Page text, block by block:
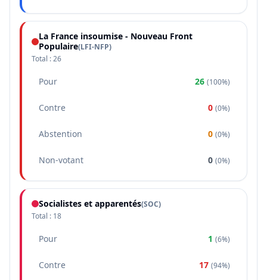
La France insoumise - Nouveau Front
Populaire(LFI-NFP)
Total :26
Pour 26 (100%)
Contre 0 (0%)
Abstention 0 (0%)
Non-votant 0 (0%)
Socialistes et apparentés(SOC)
Total : 18
Pour 1 (6%)
Contre 17 (94%)